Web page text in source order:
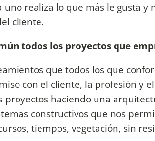
realiza lo que más le gusta y
cliente.
todos los proyectos que
que todos los que
con el cliente, la profesión y
proyectos haciendo una
constructivos que nos
tiempos, vegetación, sin